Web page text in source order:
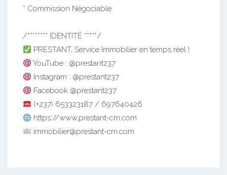
* Commission Négociable
/******** IDENTITÉ *****/
PRESTANT, Service Immobilier en temps réel !
YouTube : @prestant237
Instagram : @prestant237
Facebook @prestant237
(+237) 653323187 / 697640426
https://www.prestant-cm.com
immobilier@prestant-cm.com